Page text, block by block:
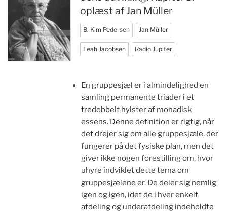
oplæst af Jan Müller
B. Kim Pedersen Jan Müller
Leah Jacobsen Radio Jupiter
En gruppesjæl er i almindelighed en
samling permanente triader i et
tredobbelt hylster af monadisk
essens. Denne definition er rigtig, når
det drejer sig om alle gruppesjæle, der
fungerer på det fysiske plan, men det
giver ikke nogen forestilling om, hvor
uhyre indviklet dette tema om
gruppesjælene er. De deler sig nemlig
igen og igen, idet de i hver enkelt
afdeling og underafdeling indeholdte